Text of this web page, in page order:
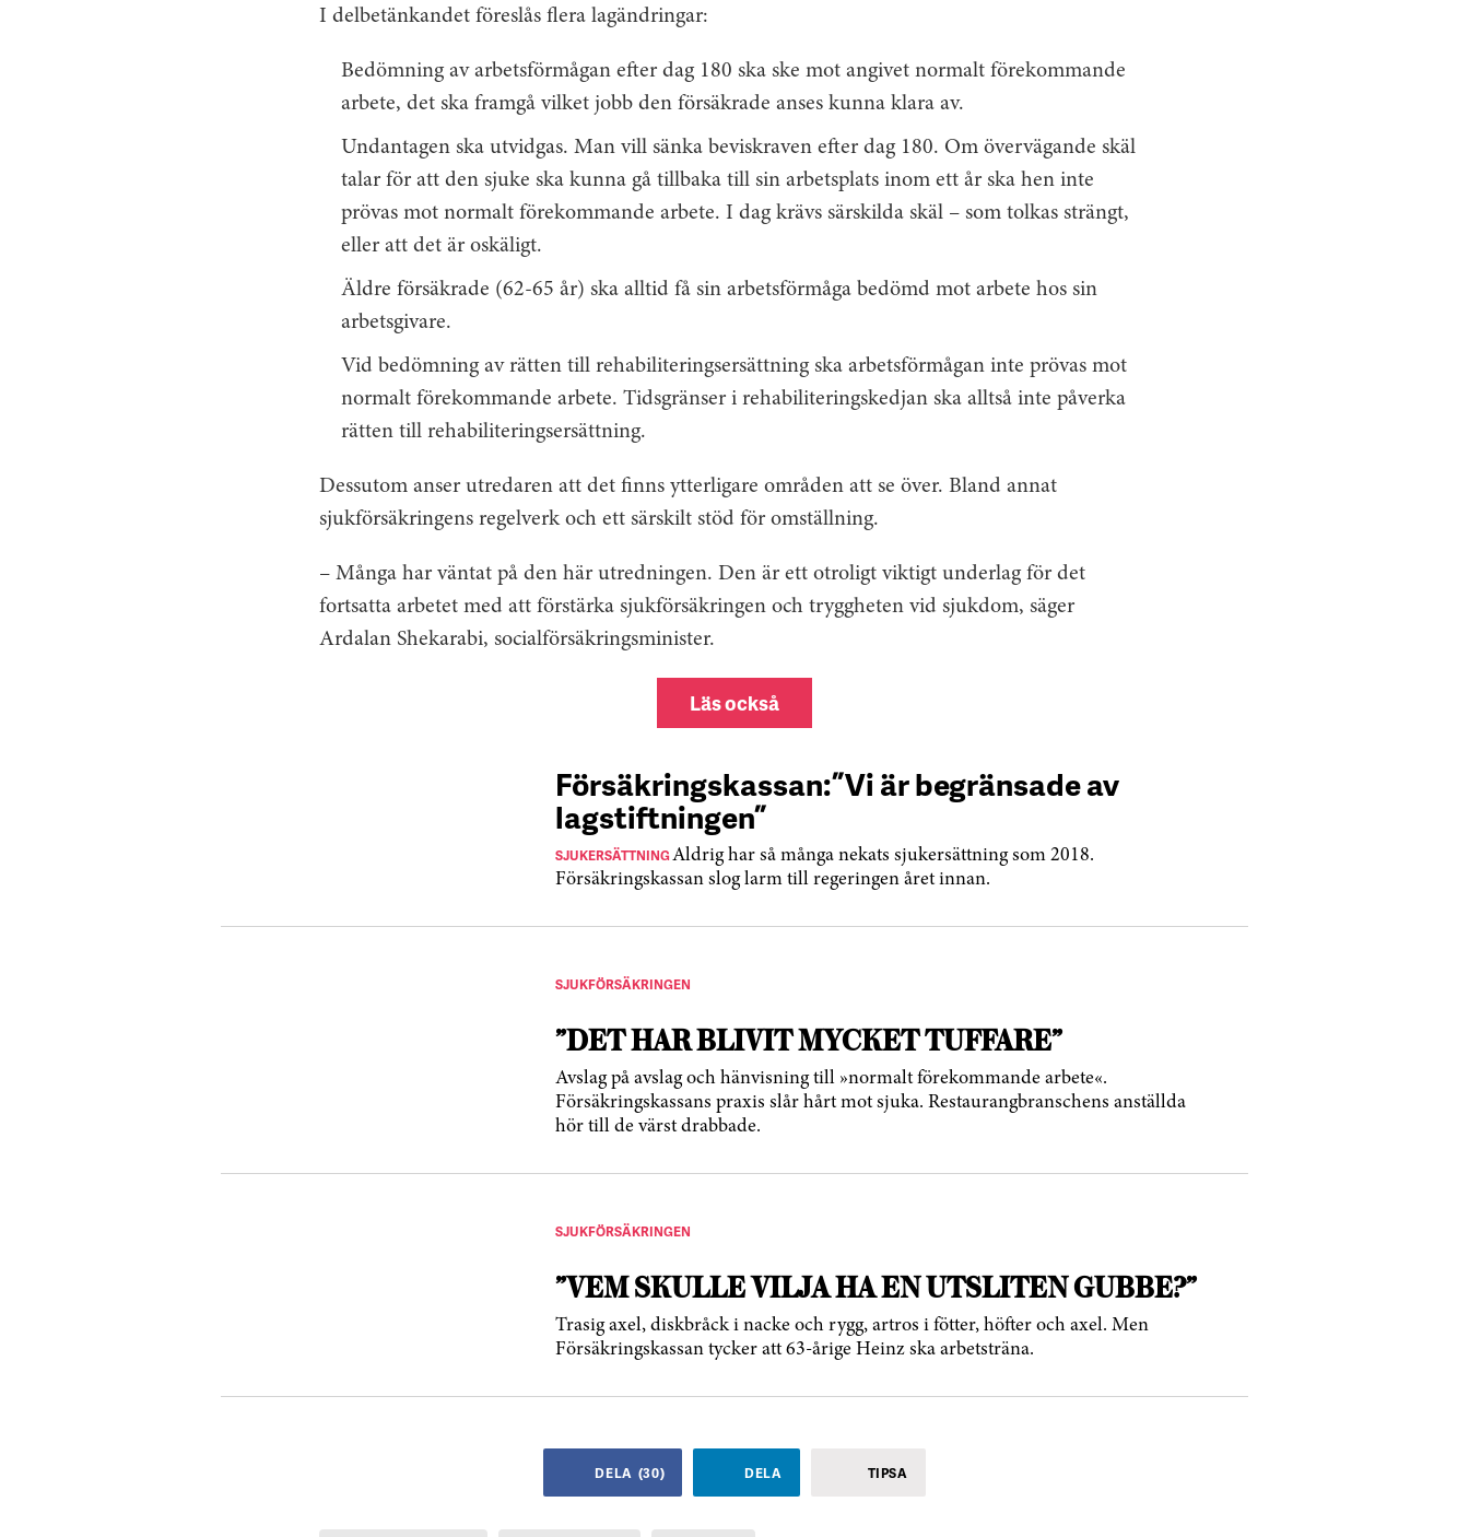
I delbetänkandet föreslås flera lagändringar:
Bedömning av arbetsförmågan efter dag 180 ska ske mot angivet normalt förekommande
arbete, det ska framgå vilket jobb den försäkrade anses kunna klara av.
Undantagen ska utvidgas. Man vill sänka beviskraven efter dag 180. Om övervägande skäl
talar för att den sjuke ska kunna gå tillbaka till sin arbetsplats inom ett år ska hen inte
prövas mot normalt förekommande arbete. I dag krävs särskilda skäl – som tolkas strängt,
eller att det är oskäligt.
Äldre försäkrade (62-65 år) ska alltid få sin arbetsförmåga bedömd mot arbete hos sin
arbetsgivare.
Vid bedömning av rätten till rehabiliteringsersättning ska arbetsförmågan inte prövas mot
normalt förekommande arbete. Tidsgränser i rehabiliteringskedjan ska alltså inte påverka
rätten till rehabiliteringsersättning.
Dessutom anser utredaren att det finns ytterligare områden att se över. Bland annat
sjukförsäkringens regelverk och ett särskilt stöd för omställning.
– Många har väntat på den här utredningen. Den är ett otroligt viktigt underlag för det
fortsatta arbetet med att förstärka sjukförsäkringen och tryggheten vid sjukdom, säger
Ardalan Shekarabi, socialförsäkringsminister.
Läs också
Försäkringskassan: ”Vi är begränsade av
lagstiftningen”
SJUKERSÄTTNINGAldrig har så många nekats sjukersättning som 2018.
Försäkringskassan slog larm till regeringen året innan.
SJUKFÖRSÄKRINGEN
”DET HAR BLIVIT MYCKET TUFFARE”
Avslag på avslag och hänvisning till »normalt förekommande arbete«.
Försäkrings­kassans praxis slår hårt mot sjuka. Restaurangbranschens anställda
hör till de värst drabbade.
SJUKFÖRSÄKRINGEN
”VEM SKULLE VILJA HA EN UTSLITEN GUBBE?”
Trasig axel, diskbråck i nacke och rygg, artros i fötter, höfter och axel. Men
Försäkringskassan tycker att 63-årige Heinz ska arbetsträna.
DELA (30) DELA TIPSA